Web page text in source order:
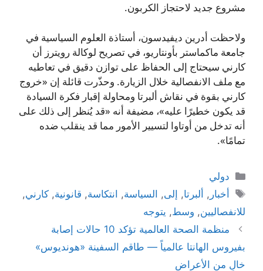
مشروع جديد لاحتجاز الكربون.
ولاحظت أدرين ديفيدسون، أستاذة العلوم السياسية في
جامعة ماكماستر بأونتاريو، في تصريح لوكالة رويترز أن
كارني سيحتاج إلى الحفاظ على توازن دقيق في تعاطيه
مع ملف الانفصالية خلال الزيارة. وحذّرت قائلة إن «خروج
كارني بقوة في نقاش ألبرتا ومحاولة إقبار فكرة السيادة
قد يكون خطيرًا عليه»، مضيفة أنه «قد يُنظر إلى ذلك على
أنه تدخل من أوتاوا لتسيير الأمور مما قد ينقلب ضده
تمامًا».
التصنيفات
دولي
الوسوم
أخبار , ألبرتا, إلى, السياسة, انتكاسة, قانونية,كارني,
للانفصاليين, وسط, يتوجه
منظمة الصحة العالمية تؤكد 10 حالات إصابة
بفيروس الهانتا عالمياً — طاقم السفينة «هونديوس»
خالٍ من الأعراض